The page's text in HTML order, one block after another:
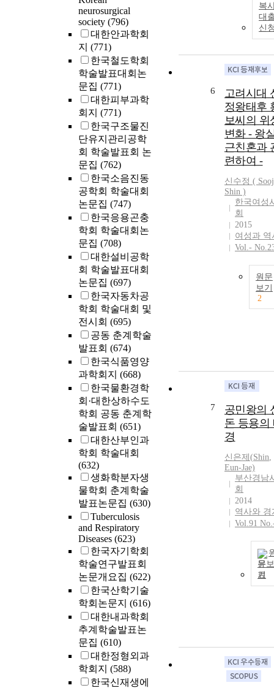
neurosurgical
society (796)
대한안과학회
지 (771)
한국철도학회
학술발표대회논
문집 (771)
대한피부과학
회지 (771)
한국구조물진
단유지관리공학
회 학술발표회 논
문집 (762)
한국소음진동
공학회 학술대회
논문집 (747)
한국응용곤충
학회 학술대회논
문집 (708)
대한설비공학
회 학술발표대회
논문집 (697)
한국자동차공
학회 학술대회 및
전시회 (695)
공동 춘계학술
발표회 (674)
한국식품영양
과학회지 (668)
한국물환경학
회·대한상하수도
학회 공동 춘계학
술발표회 (651)
대한산부인과
학회 학술대회
(632)
생화학분자생
물학회 춘계학술
발표논문집 (630)
Tuberculosis
and Respiratory
Diseases (623)
한국자기학회
학술연구발표회
논문개요집 (622)
한국산학기술
학회논문지 (616)
대한내과학회
추계학술발표논
문집 (610)
대한정형외과
학회지 (588)
한국신재생에
복
대
신
6
고려시대
정왕태후
보씨의 위
변화 - 왕
근친혼과
련하여 -
신수정 (
Shin )
한국여성
회
2015
여성과 역
Vol.-
원문
보기
2
7
공민왕의
돈 등용의
경
신은제(Shin,
Eun-Jae)
부산경남
회
2014
역사와 경
Vol.91
문보
기